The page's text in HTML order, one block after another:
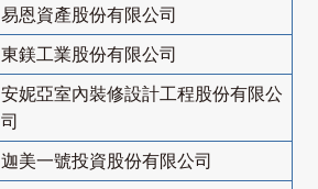
易恩資產股份有限公司
東鎂工業股份有限公司
安妮亞室內裝修設計工程股份有限公
司
迦美一號投資股份有限公司